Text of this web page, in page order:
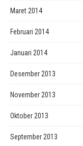
Maret 2014
Februari 2014
Januari 2014
Desember 2013
November 2013
Oktober 2013
September 2013